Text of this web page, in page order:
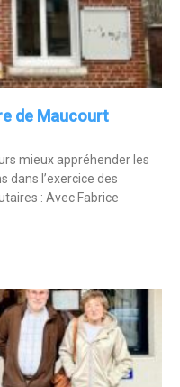
de Maucourt
mieux appréhender les
dans l’exercice des
: Avec Fabrice